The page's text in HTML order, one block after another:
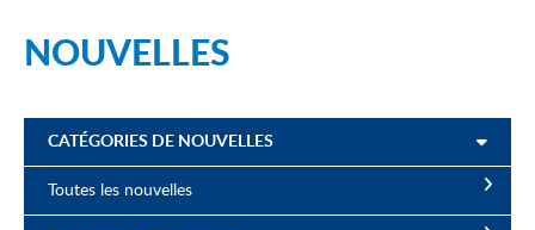
NOUVELLES
CATÉGORIES DE NOUVELLES
Toutes les nouvelles